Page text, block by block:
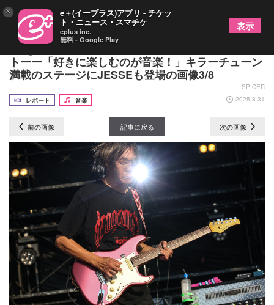
Dragon Ash『RUSH BALL 2025』クイックレポー
トーー「好きに楽しむのが音楽！」キラーチューン
満載のステージにJESSEも登場の画像3/8
SPICER
レポート
音楽 2025.8.31
前の画像 記事に戻る 次の画像
× e＋(イープラス)アプリ - チケッ
ト・ニュース・スマチケ
eplus inc.
無料 - Google Play
表示